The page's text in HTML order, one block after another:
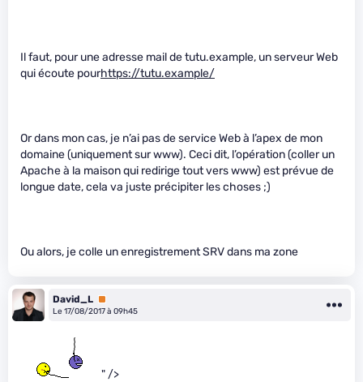
Il faut, pour une adresse mail de tutu.example, un serveur Web
qui écoute pourhttps://tutu.example/
Or dans mon cas, je n’ai pas de service Web à l’apex de mon
domaine (uniquement sur www). Ceci dit, l’opération (coller un
Apache à la maison qui redirige tout vers www) est prévue de
longue date, cela va juste précipiter les choses ;)
Ou alors, je colle un enregistrement SRV dans ma zone
David_L Premium
Le 17/08/2017 à 09h45
" />